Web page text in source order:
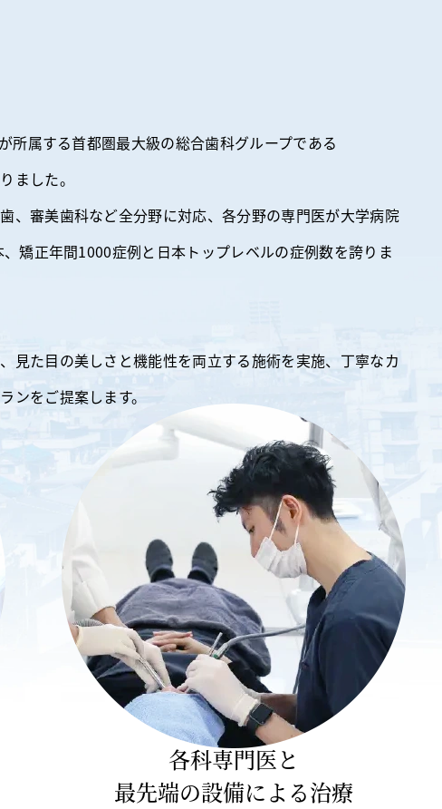
属する首都圏最大級の総合歯科グループである
ました。
、審美歯科など全分野に対応、各分野の専門医が大学病院
矯正年間1000症例と日本トップレベルの症例数を誇りま
見た目の美しさと機能性を両立する施術を実施、丁寧なカ
ンをご提案します。
各科専門医と
最先端の設備による治療